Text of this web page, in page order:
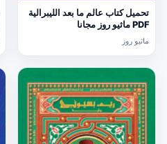
تحميل كتاب عالم ما بعد الليبرالية
PDF ماثيو روز مجانا
ماثيو روز